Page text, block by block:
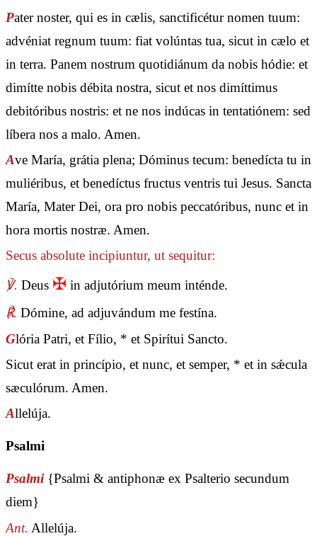
Pater noster, qui es in cælis, sanctificétur nomen tuum:
advéniat regnum tuum: fiat volúntas tua, sicut in cælo et
in terra. Panem nostrum quotidiánum da nobis hódie: et
dimítte nobis débita nostra, sicut et nos dimíttimus
debitóribus nostris: et ne nos indúcas in tentatiónem: sed
líbera nos a malo. Amen.
Ave María, grátia plena; Dóminus tecum: benedícta tu in
muliéribus, et benedíctus fructus ventris tui Jesus. Sancta
María, Mater Dei, ora pro nobis peccatóribus, nunc et in
hora mortis nostræ. Amen.
Secus absolute incipiuntur, ut sequitur:
℣. Deus ✠ in adjutórium meum inténde.
℟. Dómine, ad adjuvándum me festína.
Glória Patri, et Fílio, * et Spirítui Sancto.
Sicut erat in princípio, et nunc, et semper, * et in sǽcula
sæculórum. Amen.
Allelúja.
Psalmi
Psalmi {Psalmi & antiphonæ ex Psalterio secundum
diem}
Ant. Allelúja.